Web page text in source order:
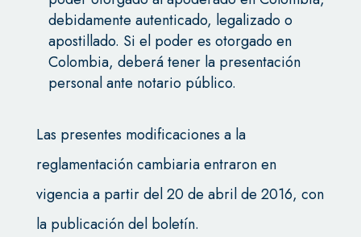
debidamente autenticado, legalizado o
apostillado. Si el poder es otorgado en
Colombia, deberá tener la presentación
personal ante notario público.
Las presentes modificaciones a la
reglamentación cambiaria entraron en
vigencia a partir del 20 de abril de 2016, con
la publicación del boletín.